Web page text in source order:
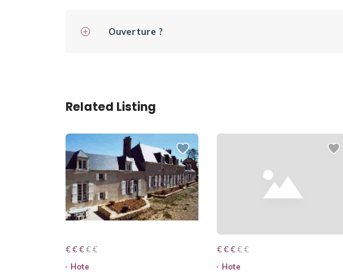
Ouverture ?
Related Listing
€ € € € €
€ € €
Hote
€ € € € €
€ € €
Hote